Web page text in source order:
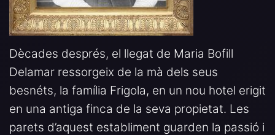
Dècades després, el llegat de Maria Bofill
Delamar ressorgeix de la mà dels seus
besnéts, la família Frigola, en un nou hotel erigit
en una antiga finca de la seva propietat. Les
parets d’aquest establiment guarden la passió i